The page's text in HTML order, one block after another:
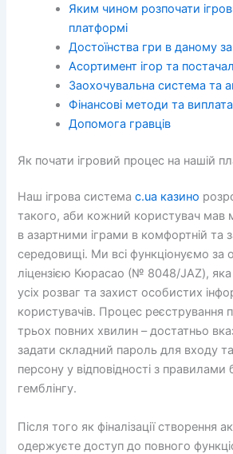
Яким чином розпочати
платформі
Достоїнства гри в даному
Асортимент ігор та
Заохочувальна система та
Фінансові методи та
Допомога гравців
Як почати ігровий процес на нашій
Наш ігрова системаc.ua казино
такого, аби кожний користувач мав
в азартними іграми в комфортній та
середовищі. Ми всі функціонуємо за
ліцензією Кюрасао (№ 8048/JAZ), яка
усіх розваг та захист особистих
користувачів. Процес реєстрування
трьох повних хвилин – достатньо
задати складний пароль для входу
персону у відповідності з правилами
гемблінгу.
Після того як фіналізації створення
одержуєте доступ до повного